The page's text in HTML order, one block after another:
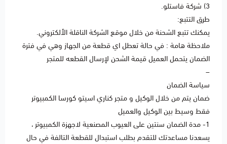
3) شركة فاستلو.
طرق التتبع:
يمكنك تتبع الشحنة من خلال موقع الشركة الناقلة الألكتروني.
ملاحظة هامة : في حالة تعطل اي قطعة من الجهاز وهي في فترة
الضمان يتحمل العميل قيمة الشحن لإرسال القطعه للمتجر
–
سياسة الضمان
ضمان يتم من خلال الوكيل و متجر كناري اسيتو كورسا الكمبيوتر
فقط وسيط بين الوكيل والعميل
1- مدة الضمان سنتين على العيوب المصنعية لاجهزة الكمبيوتر ،
يسعدنا مساعدتك للتقدم بطلب استبدال للقطعة التالفة في حال